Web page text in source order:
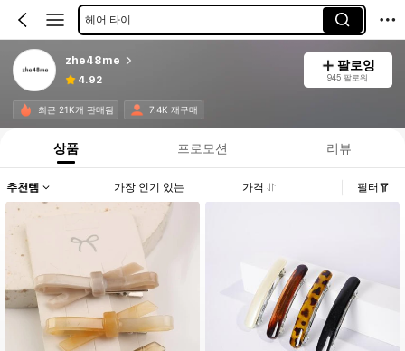
헤어 타이
zhe48me
4.92
팔로잉
945 팔로워
최근 21K개 판매됨 7.4K 재구매
상품 프로모션 리뷰
추천템 가장 인기 있는 가격 필터